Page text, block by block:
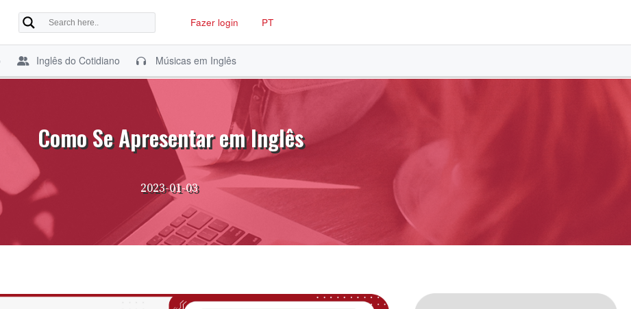
Fazer login PT
Inglês do Cotidiano Músicas em Inglês
Como Se Apresentar em Inglês
2023-01-03